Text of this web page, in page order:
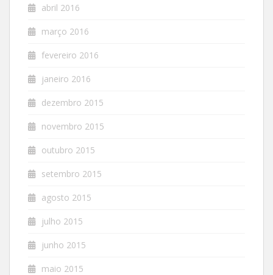
abril 2016
março 2016
fevereiro 2016
janeiro 2016
dezembro 2015
novembro 2015
outubro 2015
setembro 2015
agosto 2015
julho 2015
junho 2015
maio 2015